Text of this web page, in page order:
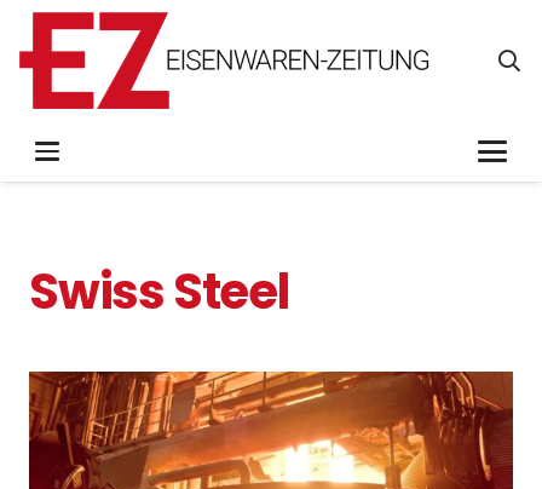
Swiss Steel